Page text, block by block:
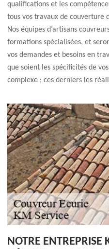
qualifications et les
tous vos travaux de couverture
Nos équipes d’artisans
formations spécialisées, et
vos demandes et besoins en
que soient les spécificités de
complexe ; ces derniers les
NOTRE ENTREPRISE